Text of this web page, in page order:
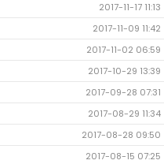
2017-11-17 11:13
2017-11-09 11:42
2017-11-02 06:59
2017-10-29 13:39
2017-09-28 07:31
2017-08-29 11:34
2017-08-28 09:50
2017-08-15 07:25